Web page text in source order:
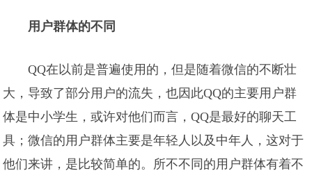
用户群体的不同
QQ在以前是普遍使用的，但是随着微信的不断壮
大，导致了部分用户的流失，也因此QQ的主要用户群
体是中小学生，或许对他们而言，QQ是最好的聊天工
具；微信的用户群体主要是年轻人以及中年人，这对于
他们来讲，是比较简单的。所不不同的用户群体有着不